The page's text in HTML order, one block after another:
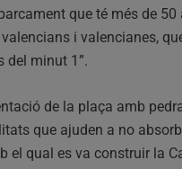
que té més de 50
i valencianes,
del minut 1”.
de la plaça amb
que ajuden a no
el qual es va construir la